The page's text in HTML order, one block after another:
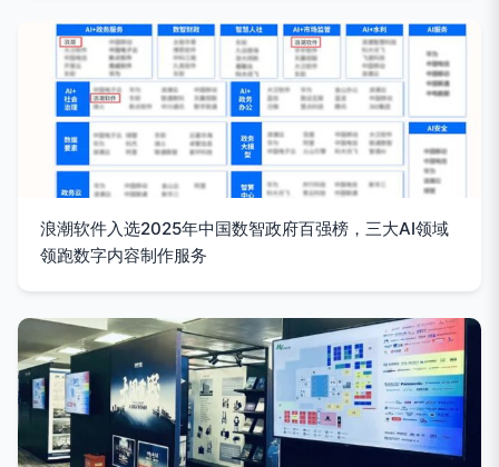
浪潮软件入选2025年中国数智政府百强榜，三大AI领域
领跑数字内容制作服务